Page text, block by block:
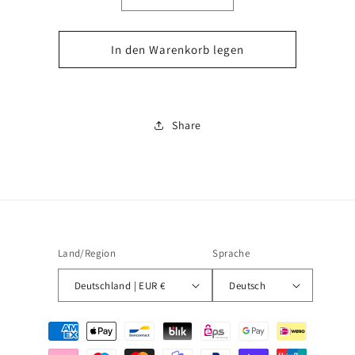
die
Menge
für
Applicator
die
Menge
für
Applicator
In den Warenkorb legen
Share
Land/Region
Deutschland | EUR €
Sprache
Deutsch
Zahlungsmethoden